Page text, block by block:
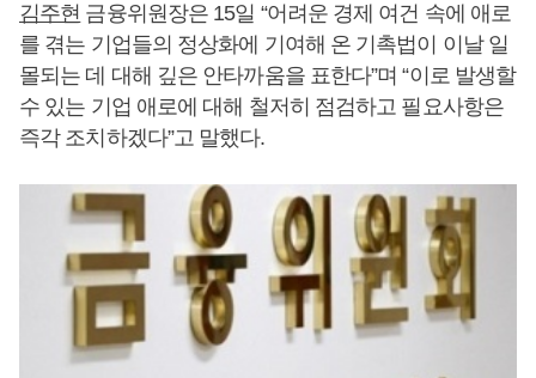
김주현 금융위원장은 15일 “어려운 경제 여건 속에 애로
를 겪는 기업들의 정상화에 기여해 온 기촉법이 이날 일
몰되는 데 대해 깊은 안타까움을 표한다”며 “이로 발생할
수 있는 기업 애로에 대해 철저히 점검하고 필요사항은
즉각 조치하겠다”고 말했다.